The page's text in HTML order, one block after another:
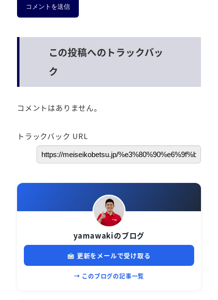
この投稿へのトラックバッ
ク
コメントはありません。
トラックバック URL
yamawakiのブログ
更新をメールで受け取る
→ このブログの記事一覧